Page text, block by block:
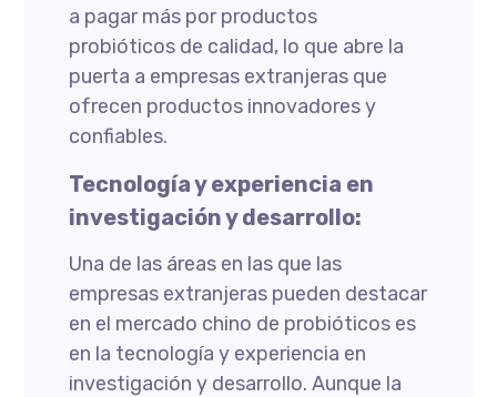
a pagar más por productos
probióticos de calidad, lo que abre la
puerta a empresas extranjeras que
ofrecen productos innovadores y
confiables.
Tecnología y experiencia en
investigación y desarrollo:
Una de las áreas en las que las
empresas extranjeras pueden destacar
en el mercado chino de probióticos es
en la tecnología y experiencia en
investigación y desarrollo. Aunque la